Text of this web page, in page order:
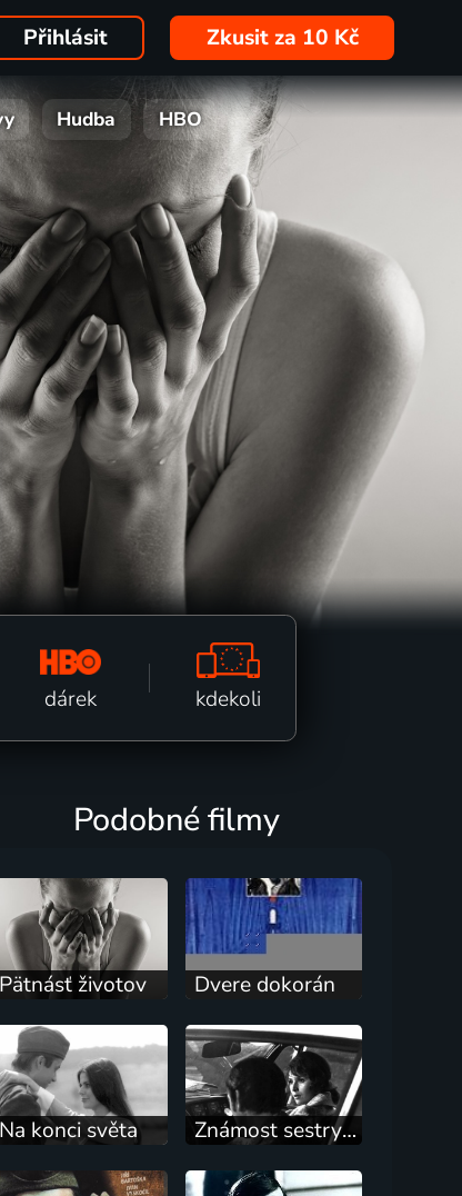
Přihlásit Zkusit za 10 Kč
Hudba HBO
dárek kdekoli
Podobné filmy
Pätnásť životov Dvere dokorán
Na konci světa Známost sestry Aleny